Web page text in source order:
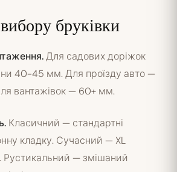
бруківки
Для садових доріжок
40-45 мм. Для проїзду авто —
вантажівок — 60+ мм.
Класичний — стандартні
кладку. Сучасний — XL
Рустикальний — змішаний